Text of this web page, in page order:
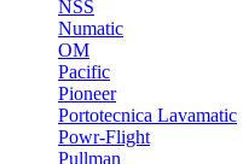
NSS
Numatic
OM
Pacific
Pioneer
Portotecnica Lavamatic
Powr-Flight
Pullman